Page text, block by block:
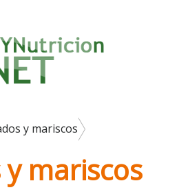
y mariscos
y mariscos